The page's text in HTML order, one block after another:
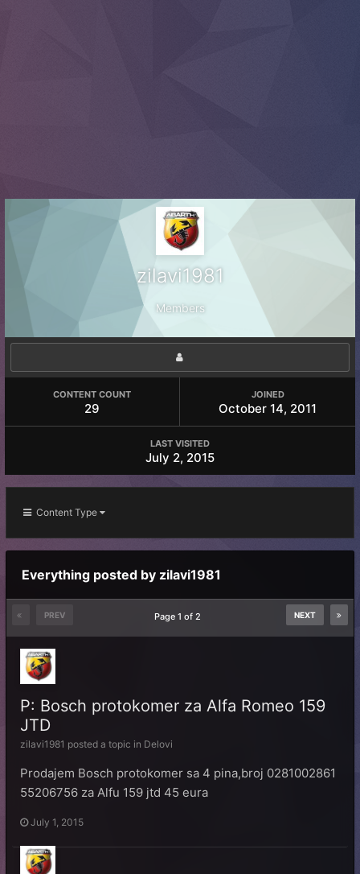
zilavi1981
Members
CONTENT COUNT
29
JOINED
October 14, 2011
LAST VISITED
July 2, 2015
Content Type
Everything posted by zilavi1981
PREV NEXT
Page 1 of 2
P: Bosch protokomer za Alfa Romeo 159
JTD
zilavi1981 posted a topic in Delovi
Prodajem Bosch protokomer sa 4 pina,broj 0281002861
55206756 za Alfu 159 jtd 45 eura
July 1, 2015